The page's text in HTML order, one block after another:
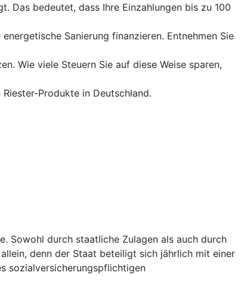
Das bedeutet, dass Ihre Einzahlungen bis zu 100
Sanierung finanzieren. Entnehmen Sie
Wie viele Steuern Sie auf diese Weise sparen,
Produkte in Deutschland.
Sowohl durch staatliche Zulagen als auch durch
denn der Staat beteiligt sich jährlich mit einer
sozialversicherungspflichtigen